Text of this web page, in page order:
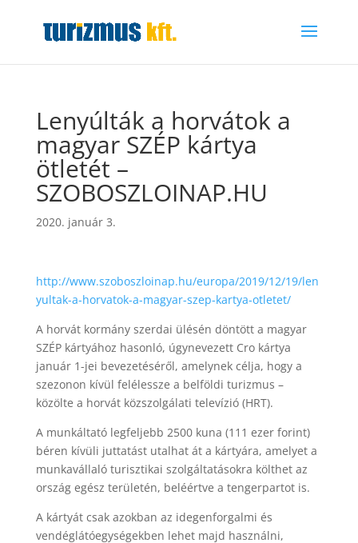
Lenyúlták a horvátok a
magyar SZÉP kártya
ötletét –
SZOBOSZLOINAP.HU
2020. január 3.
http://www.szoboszloinap.hu/europa/2019/12/19/len
yultak-a-horvatok-a-magyar-szep-kartya-otletet/
A horvát kormány szerdai ülésén döntött a magyar
SZÉP kártyához hasonló, úgynevezett Cro kártya
január 1-jei bevezetéséről, amelynek célja, hogy a
szezonon kívül felélessze a belföldi turizmus –
közölte a horvát közszolgálati televízió (HRT).
A munkáltató legfeljebb 2500 kuna (111 ezer forint)
béren kívüli juttatást utalhat át a kártyára, amelyet a
munkavállaló turisztikai szolgáltatásokra költhet az
ország egész területén, beléértve a tengerpartot is.
A kártyát csak azokban az idegenforgalmi és
vendéglátóegységekben lehet majd használni,